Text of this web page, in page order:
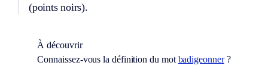
(points noirs).
À découvrir
Connaissez-vous la définition du mot badigeonner?